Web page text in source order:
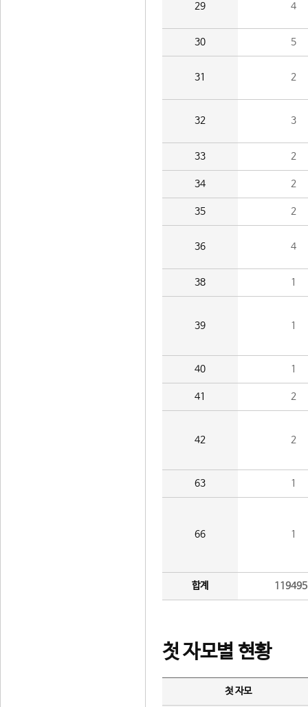
29 4
30 5
31 2
32 3
33 2
34 2
35 2
36 4
38 1
39 1
40 1
41 2
42 2
63 1
66 1
합계
첫 자모별 현황
첫 자모